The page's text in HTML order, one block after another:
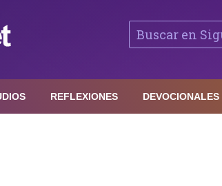
REFLEXIONES DEVOCIONALES